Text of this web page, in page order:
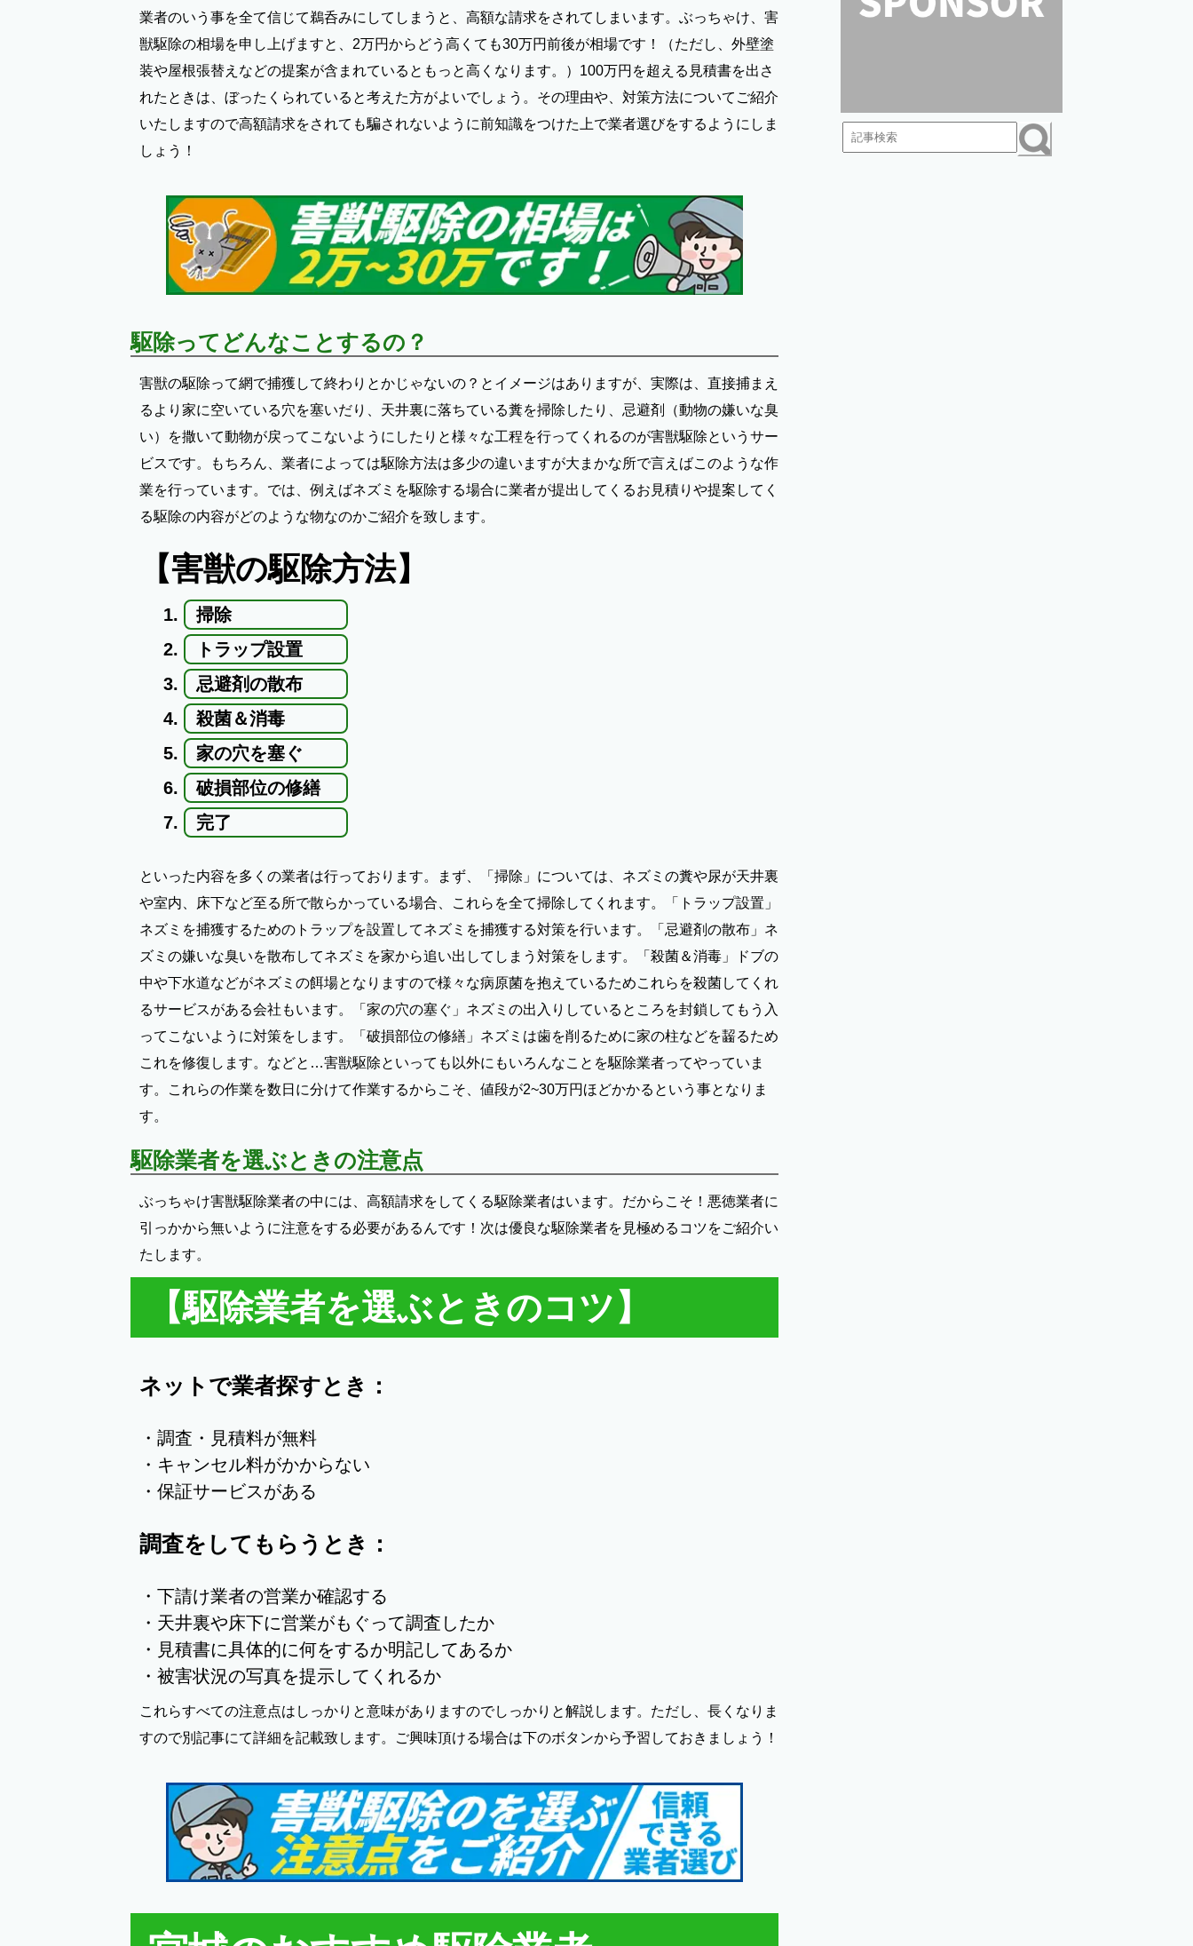
業者のいう事を全て信じて鵜呑みにしてしまうと、高額な請求をされてしまいます。ぶっちゃけ、害
獣駆除の相場を申し上げますと、2万円からどう高くても30万円前後が相場です！（ただし、外壁塗
装や屋根張替えなどの提案が含まれているともっと高くなります。）100万円を超える見積書を出さ
れたときは、ぼったくられていると考えた方がよいでしょう。その理由や、対策方法についてご紹介
いたしますので高額請求をされても騙されないように前知識をつけた上で業者選びをするようにしま
しょう！
駆除ってどんなことするの？
害獣の駆除って網で捕獲して終わりとかじゃないの？とイメージはありますが、実際は、直接捕まえ
るより家に空いている穴を塞いだり、天井裏に落ちている糞を掃除したり、忌避剤（動物の嫌いな臭
い）を撒いて動物が戻ってこないようにしたりと様々な工程を行ってくれるのが害獣駆除というサー
ビスです。もちろん、業者によっては駆除方法は多少の違いますが大まかな所で言えばこのような作
業を行っています。では、例えばネズミを駆除する場合に業者が提出してくるお見積りや提案してく
る駆除の内容がどのような物なのかご紹介を致します。
【害獣の駆除方法】
掃除
トラップ設置
忌避剤の散布
殺菌＆消毒
家の穴を塞ぐ
破損部位の修繕
完了
といった内容を多くの業者は行っております。まず、「掃除」については、ネズミの糞や尿が天井裏
や室内、床下など至る所で散らかっている場合、これらを全て掃除してくれます。「トラップ設置」
ネズミを捕獲するためのトラップを設置してネズミを捕獲する対策を行います。「忌避剤の散布」ネ
ズミの嫌いな臭いを散布してネズミを家から追い出してしまう対策をします。「殺菌＆消毒」ドブの
中や下水道などがネズミの餌場となりますので様々な病原菌を抱えているためこれらを殺菌してくれ
るサービスがある会社もいます。「家の穴の塞ぐ」ネズミの出入りしているところを封鎖してもう入
ってこないように対策をします。「破損部位の修繕」ネズミは歯を削るために家の柱などを齧るため
これを修復します。などと…害獣駆除といっても以外にもいろんなことを駆除業者ってやっていま
す。これらの作業を数日に分けて作業するからこそ、値段が2~30万円ほどかかるという事となりま
す。
駆除業者を選ぶときの注意点
ぶっちゃけ害獣駆除業者の中には、高額請求をしてくる駆除業者はいます。だからこそ！悪徳業者に
引っかから無いように注意をする必要があるんです！次は優良な駆除業者を見極めるコツをご紹介い
たします。
【駆除業者を選ぶときのコツ】
ネットで業者探すとき：
・調査・見積料が無料
・キャンセル料がかからない
・保証サービスがある
調査をしてもらうとき：
・下請け業者の営業か確認する
・天井裏や床下に営業がもぐって調査したか
・見積書に具体的に何をするか明記してあるか
・被害状況の写真を提示してくれるか
これらすべての注意点はしっかりと意味がありますのでしっかりと解説します。ただし、長くなりま
すので別記事にて詳細を記載致します。ご興味頂ける場合は下のボタンから予習しておきましょう！